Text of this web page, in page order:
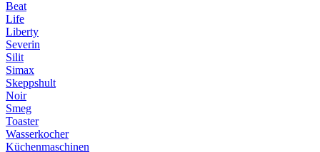
Beat
Life
Liberty
Severin
Silit
Simax
Skeppshult
Noir
Smeg
Toaster
Wasserkocher
Küchenmaschinen